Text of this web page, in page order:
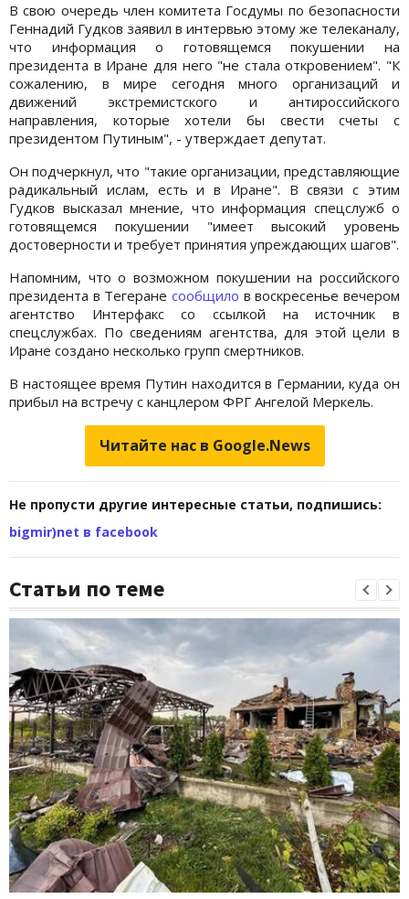
В свою очередь член комитета Госдумы по безопасности
Геннадий Гудков заявил в интервью этому же телеканалу,
что информация о готовящемся покушении на
президента в Иране для него "не стала откровением". "К
сожалению, в мире сегодня много организаций и
движений экстремистского и антироссийского
направления, которые хотели бы свести счеты с
президентом Путиным", - утверждает депутат.
Он подчеркнул, что "такие организации, представляющие
радикальный ислам, есть и в Иране". В связи с этим
Гудков высказал мнение, что информация спецслужб о
готовящемся покушении "имеет высокий уровень
достоверности и требует принятия упреждающих шагов".
Напомним, что о возможном покушении на российского
президента в Тегеране сообщило в воскресенье вечером
агентство Интерфакс со ссылкой на источник в
спецслужбах. По сведениям агентства, для этой цели в
Иране создано несколько групп смертников.
В настоящее время Путин находится в Германии, куда он
прибыл на встречу с канцлером ФРГ Ангелой Меркель.
Читайте нас в Google.News
Не пропусти другие интересные статьи, подпишись:
bigmir)net в facebook
Статьи по теме